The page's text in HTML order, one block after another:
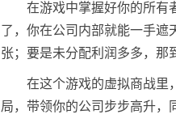
在游戏中掌握好你的所有
了，你在公司内部就能一手遮
张；要是未分配利润多多，那
在这个游戏的虚拟商战里
局，带领你的公司步步高升，